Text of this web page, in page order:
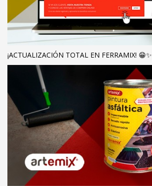
¡ACTUALIZACIÓN TOTAL EN FERRAMIX! 😁✨